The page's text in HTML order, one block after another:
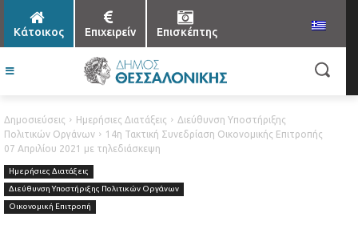
Κάτοικος Επιχειρείν Επισκέπτης
Δημοσιεύσεις Ημερήσιες Διατάξεις
Διεύθυνση Υποστήριξης
Πολιτικών Οργάνων
14η Τακτική Συνεδρίαση Οικονομικής Επιτροπής
07 Απριλίου 2021 με τηλεδιάσκεψη
Ημερήσιες Διατάξεις
Διεύθυνση Υποστήριξης Πολιτικών Οργάνων
Οικονομική Επιτροπή